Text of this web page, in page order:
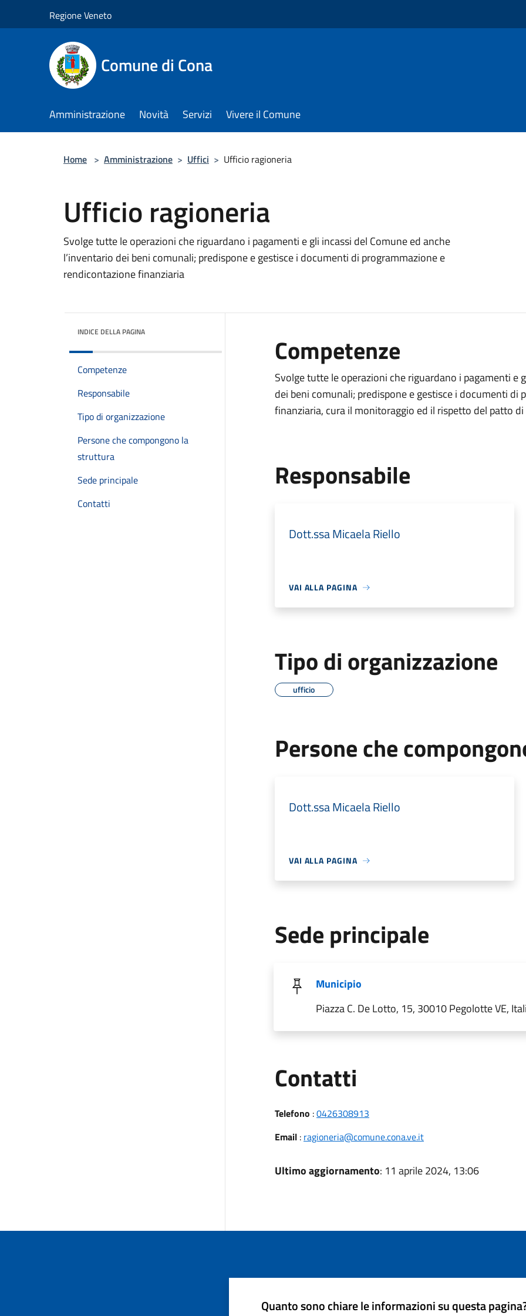
Regione Veneto
Comune di Cona
Amministrazione Novità Servizi Vivere il Comune
Home > Amministrazione > Uffici > Ufficio ragioneria
Ufficio ragioneria
Svolge tutte le operazioni che riguardano i pagamenti e gli incassi del Comune ed anche
l’inventario dei beni comunali; predispone e gestisce i documenti di programmazione e
rendicontazione finanziaria
INDICE DELLA PAGINA
Competenze
Responsabile
Tipo di organizzazione
Persone che compongono la
struttura
Sede principale
Contatti
Competenze
Svolge tutte le operazioni che riguardano i pagamenti e
dei beni comunali; predispone e gestisce i documenti
finanziaria, cura il monitoraggio ed il rispetto del patto
Responsabile
Dott.ssa Micaela Riello
VAI ALLA PAGINA
Tipo di organizzazione
ufficio
Persone che
Dott.ssa Micaela Riello
VAI ALLA PAGINA
Sede principale
Municipio
Piazza C. De Lotto, 15, 30010 Pegolotte VE,
Contatti
Telefono :0426308913
Email: ragioneria@comune.cona.ve.it
Ultimo aggiornamento: 11 aprile 2024, 13:06
Quanto sono chiare le informazioni su questa